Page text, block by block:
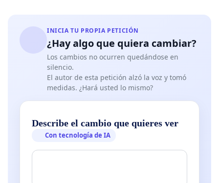
INICIA TU PROPIA PETICIÓN
¿Hay algo que quiera cambiar?
Los cambios no ocurren quedándose en
silencio.
El autor de esta petición alzó la voz y tomó
medidas. ¿Hará usted lo mismo?
Describe el cambio que quieres ver
Con tecnología de IA